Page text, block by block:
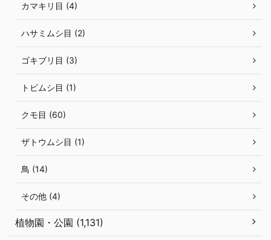
カマキリ目 (4)
ハサミムシ目 (2)
ゴキブリ目 (3)
トビムシ目 (1)
クモ目 (60)
ザトウムシ目 (1)
鳥 (14)
その他 (4)
植物園・公園 (1,131)